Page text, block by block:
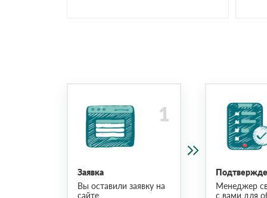
Заявка
Вы оставили заявку на
сайте
Менеджер
с вами для